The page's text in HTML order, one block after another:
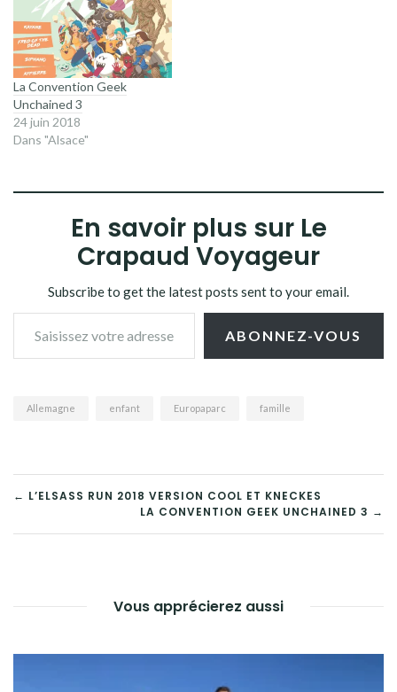
La Convention Geek
Unchained 3
24 juin 2018
Dans "Alsace"
En savoir plus sur Le
Crapaud Voyageur
Subscribe to get the latest posts sent to your email.
Saisissez votre adresse e-mail…
ABONNEZ-VOUS
Allemagne enfant Europaparc famille
NAVIGATION
DE
← L’ELSASS RUN 2018 VERSION COOL ET KNECKES
LA CONVENTION GEEK UNCHAINED 3 →
Vous apprécierez aussi